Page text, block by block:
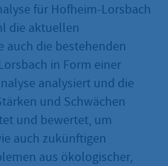
für Hofheim-Lorsbach
die aktuellen
auch die bestehenden
in Form einer
analysiert und die
und Schwächen
und bewertet, um
auch zukünftigen
aus ökologischer,